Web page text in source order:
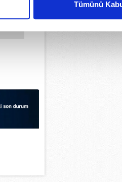
hedefli reklamlar
Çerezlere ilişkin detaylı
Tümünü